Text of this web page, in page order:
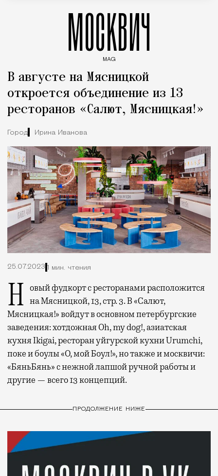
МОСКВИЧ
MAG
В августе на Мясницкой
откроется объединение из 13
ресторанов «Салют, Мясницкая!»
Город Ирина Иванова
25.07.2023 1 мин. чтения
Новый фудкорт с ресторанами расположится на Мясницкой, 13, стр. 3. В «Салют,
Мясницкая!» войдут в основном петербургские
заведения: хотдожная Oh, my dog!, азиатская
кухня Ikigai, ресторан уйгурской кухни Urumchi,
поке и боулы «О, мой Боул!», но также и москвичи:
«БяньБянь» с нежной лапшой ручной работы и
другие — всего 13 концепций.
ПРОДОЛЖЕНИЕ НИЖЕ